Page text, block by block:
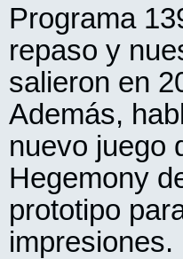
Programa
repaso y
salieron en
Además,
nuevo juego
Hegemony
prototipo
impresiones.